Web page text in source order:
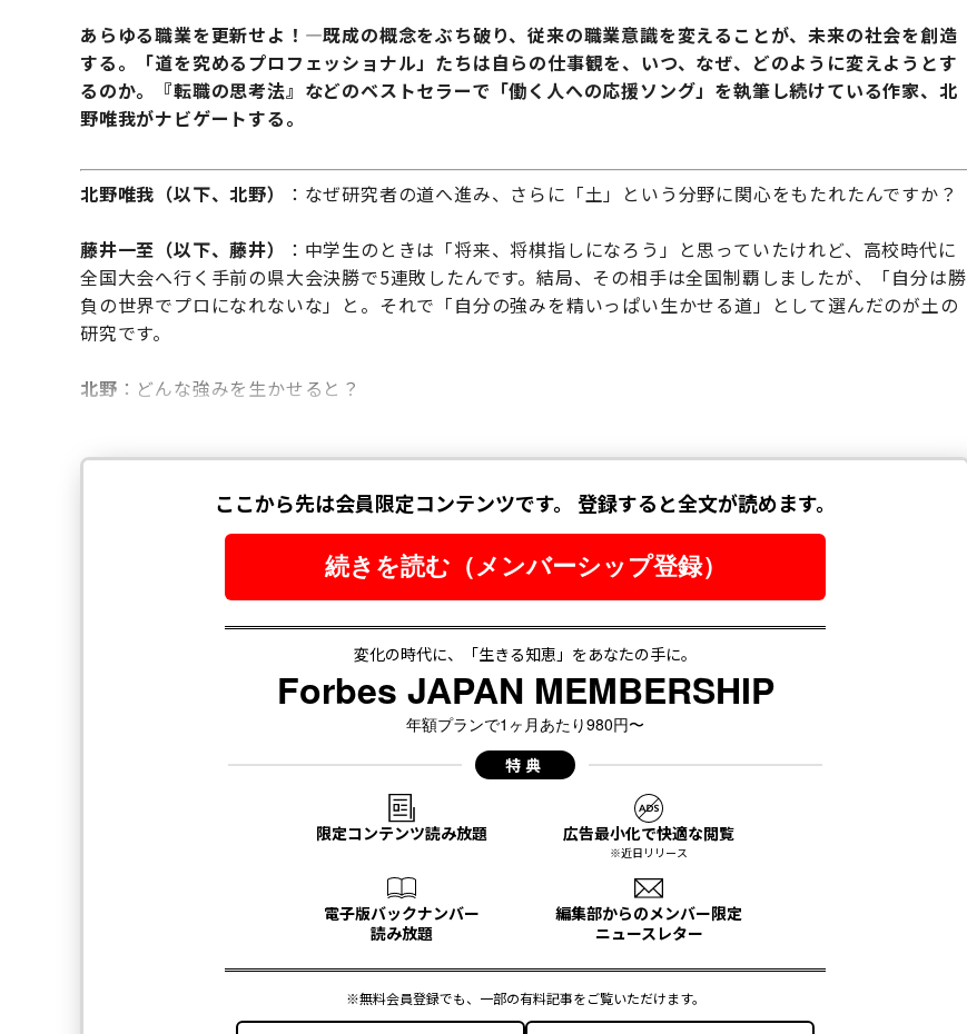
あらゆる職業を更新せよ！―既成の概念をぶち破り、従来の職業意識を変えることが、未来の社会を創造
する。「道を究めるプロフェッショナル」たちは自らの仕事観を、いつ、なぜ、どのように変えようとす
るのか。『転職の思考法』などのベストセラーで「働く人への応援ソング」を執筆し続けている作家、北
野唯我がナビゲートする。
北野唯我（以下、北野） ：なぜ研究者の道へ進み、さらに「土」という分野に関心をもたれたんですか？
藤井一至（以下、藤井）
：中学生のときは「将来、将棋指しになろう」と思っていたけれど、高校時代に
全国大会へ行く手前の県大会決勝で5連敗したんです。結局、その相手は全国制覇しましたが、「自分は勝
負の世界でプロになれないな」と。それで「自分の強みを精いっぱい生かせる道」として選んだのが土の
研究です。
北野 ：どんな強みを生かせると？